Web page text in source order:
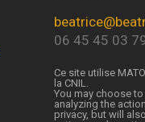
06 45 45 03
Ce site utilise
la CNIL.
You may choose
analyzing the
privacy, but will